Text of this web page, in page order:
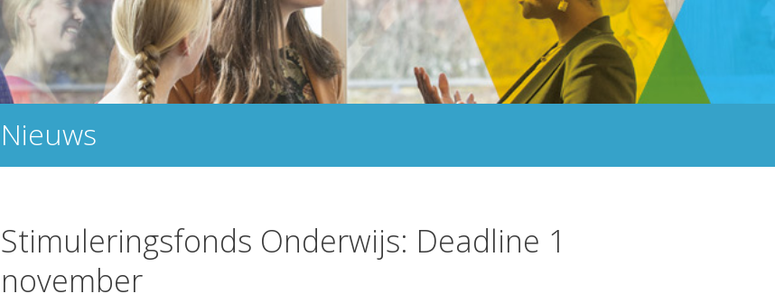
Nieuws
Stimuleringsfonds Onderwijs: Deadline 1
november